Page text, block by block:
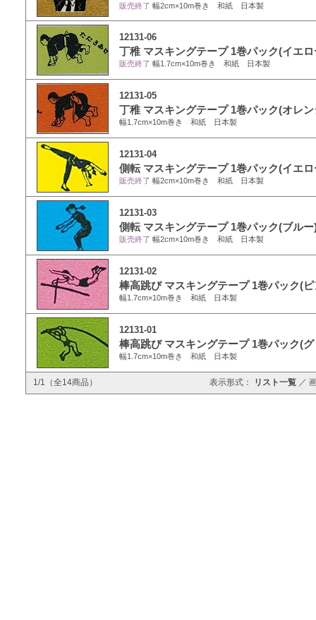
販売終了 幅2cm×10m巻き 和紙 日本製
12131-06
丁稚 マスキングテープ 1巻パック(イエ
販売終了 幅1.7cm×10m巻き 和紙 日本製
12131-05
丁稚 マスキングテープ 1巻パック(オレン
幅1.7cm×10m巻き 和紙 日本製
12131-04
側転 マスキングテープ 1巻パック(イエロ
販売終了 幅2cm×10m巻き 和紙 日本製
12131-03
側転 マスキングテープ 1巻パック(ブルー
販売終了 幅2cm×10m巻き 和紙 日本製
12131-02
棒高跳び マスキングテープ 1巻パック(
幅1.7cm×10m巻き 和紙 日本製
12131-01
棒高跳び マスキングテープ 1巻パック(
幅1.7cm×10m巻き 和紙 日本製
1/1（全14商品） 表示形式： リスト一覧 ／